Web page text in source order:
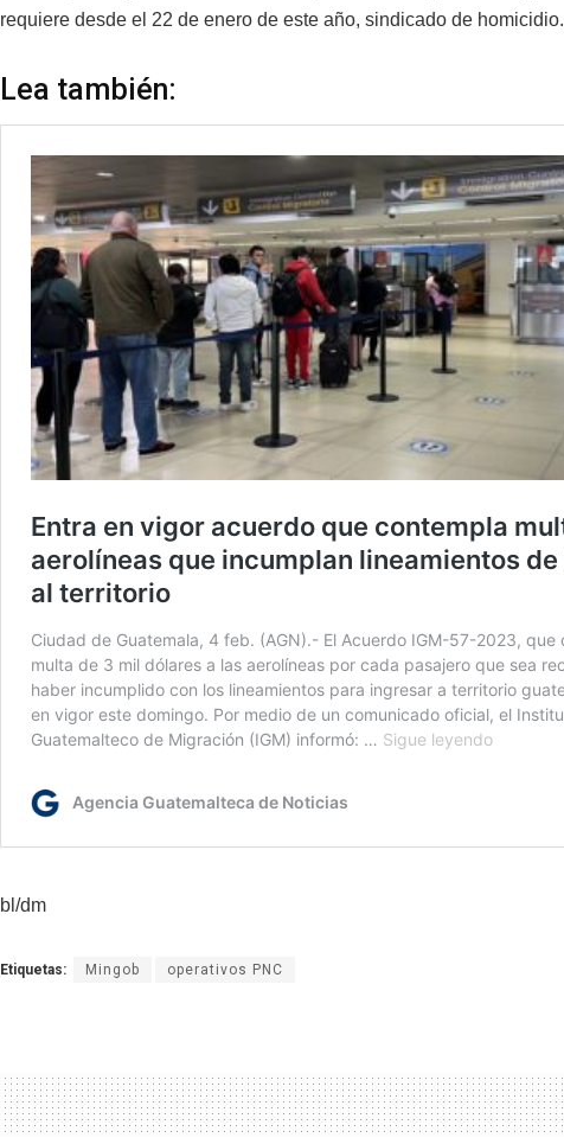
requiere desde el 22 de enero de este año, sindicado de homicidio.
Lea también:
bl/dm
Etiquetas: Mingob operativos PNC